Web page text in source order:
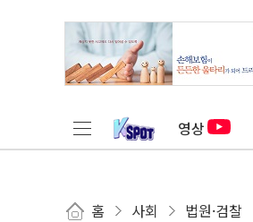
영상
홈 사회 법원·검찰